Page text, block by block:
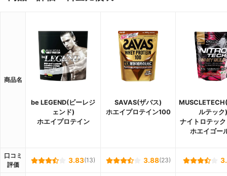
商品名
be LEGEND(ビーレジ
ェンド)
ホエイプロテイン
SAVAS(ザバス)
ホエイプロテイン100
ルテック)
ナイトロテッ
ホエイゴー
口コミ
評価
3.83(13) 3.88(23)